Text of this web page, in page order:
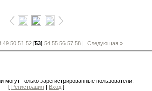
49 50 51 52 [53] 54 55 56 57 58 | Следующая »
могут только зарегистрированные пользователи.
[ Регистрация Вход ]